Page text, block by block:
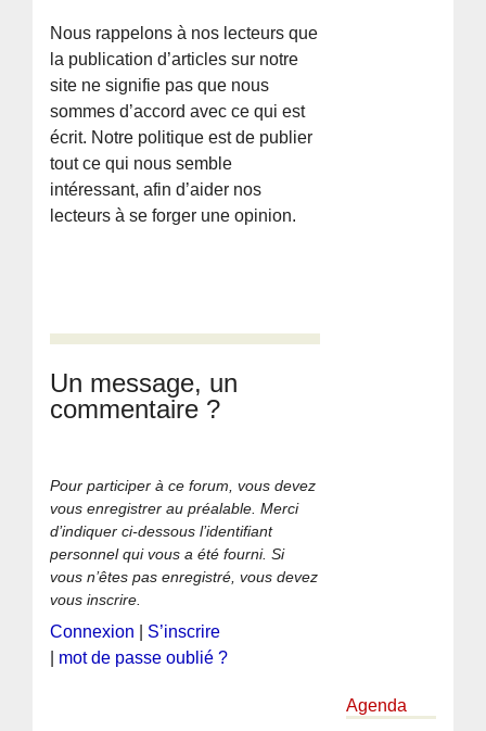
Nous rappelons à nos lecteurs que
la publication d’articles sur notre
site ne signifie pas que nous
sommes d’accord avec ce qui est
écrit. Notre politique est de publier
tout ce qui nous semble
intéressant, afin d’aider nos
lecteurs à se forger une opinion.
Un message, un
commentaire ?
Pour participer à ce forum, vous devez
vous enregistrer au préalable. Merci
d’indiquer ci-dessous l’identifiant
personnel qui vous a été fourni. Si
vous n’êtes pas enregistré, vous devez
vous inscrire.
Connexion
S’inscrire
mot de passe oublié ?
Agenda